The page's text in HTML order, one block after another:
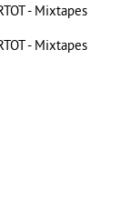
- Mixtapes
- Mixtapes